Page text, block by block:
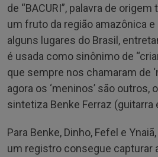
de “BACURI”, palavra de
um fruto da região amazônica e
alguns lugares do Brasil,
é usada como sinônimo de
que sempre nos chamaram de
agora os ‘meninos’ são outros,
sintetiza Benke Ferraz (guitarra
Para Benke, Dinho, Fefel e
um registro consegue capturar